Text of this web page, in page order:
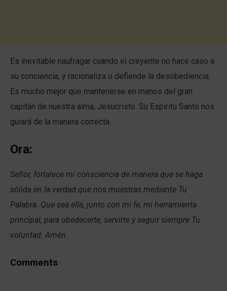
Es inevitable naufragar cuando el creyente no hace caso a
su conciencia, y racionaliza o defiende la desobediencia.
Es mucho mejor que mantenerse en manos del gran
capitán de nuestra alma, Jesucristo. Su Espíritu Santo nos
guiará de la manera correcta.
Ora:
Señor, fortalece mi consciencia de manera que se haga
sólida en la verdad que nos muestras mediante Tu
Palabra. Que sea ella, junto con mi fe, mi herramienta
principal, para obedecerte, servirte y seguir siempre Tu
voluntad. Amén.
Comments